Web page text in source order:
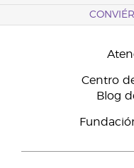
Centro
Blog